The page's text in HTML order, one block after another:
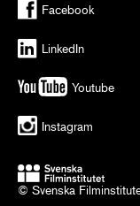
Facebook
LinkedIn
Youtube
Instagram
© Svenska